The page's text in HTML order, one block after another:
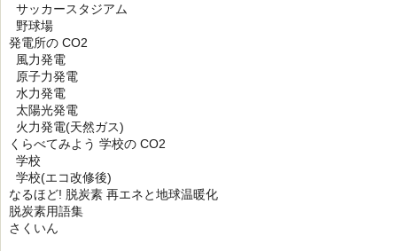
サッカースタジアム
野球場
発電所の CO2
風力発電
原子力発電
水力発電
太陽光発電
火力発電(天然ガス)
くらべてみよう 学校の CO2
学校
学校(エコ改修後)
なるほど! 脱炭素 再エネと地球温暖化
脱炭素用語集
さくいん